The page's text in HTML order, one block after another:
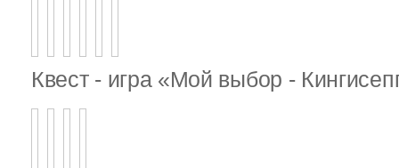
Квест - игра «Мой выбор -